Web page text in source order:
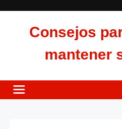
Consejos
mantener